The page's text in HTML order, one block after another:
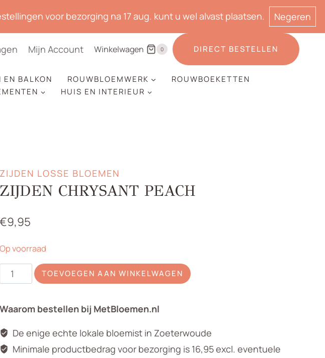
voor bezorging na 17 aug. kunt u wel alvast plaatsen. Negeren
Mijn Account Winkelwagen 0 DIRECT BESTELLEN
EN BALKON ROUWBLOEMWERK
ROUWBOEKETTEN
HUIS EN INTERIEUR
ZIJDEN LOSSE BLOEMEN
ZIJDEN CHRYSANT PEACH
€9,95
Op voorraad
Zijden
Chrysant
aantal
TOEVOEGEN AAN WINKELWAGEN
Waarom bestellen bij MetBloemen.nl
De enige echte lokale bloemist in Zoeterwoude
Minimale productbedrag voor bezorging is 16,95 excl. eventuele